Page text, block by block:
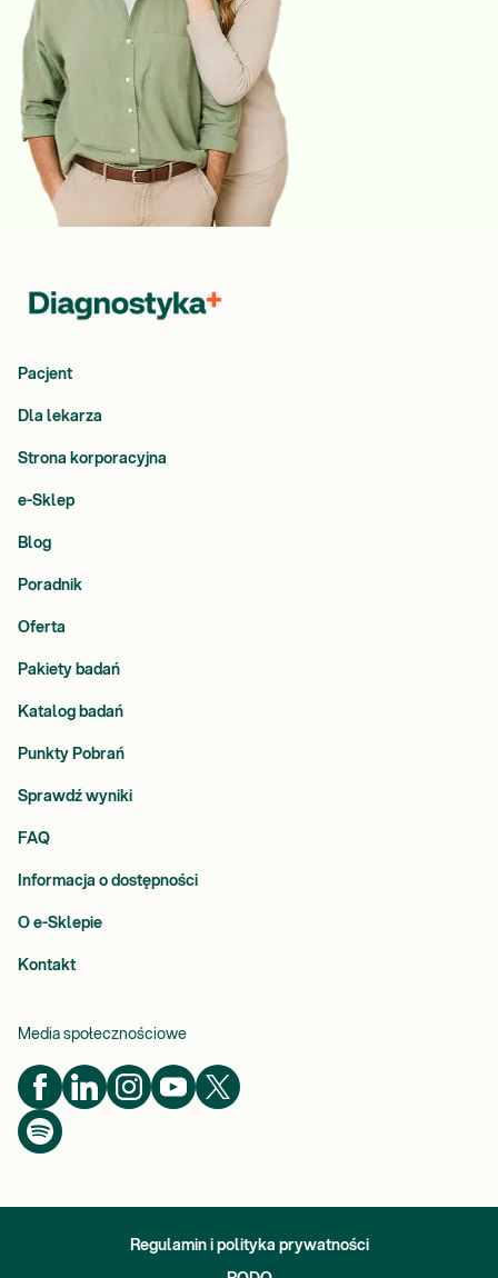
Pacjent
Dla lekarza
Strona korporacyjna
e-Sklep
Blog
Poradnik
Oferta
Pakiety badań
Katalog badań
Punkty Pobrań
Sprawdź wyniki
FAQ
Informacja o dostępności
O e-Sklepie
Kontakt
Media społecznościowe
Regulamin i polityka prywatności